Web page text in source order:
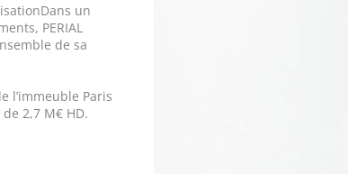
un
PERIAL
de sa
l’immeuble Paris
2,7 M€ HD.